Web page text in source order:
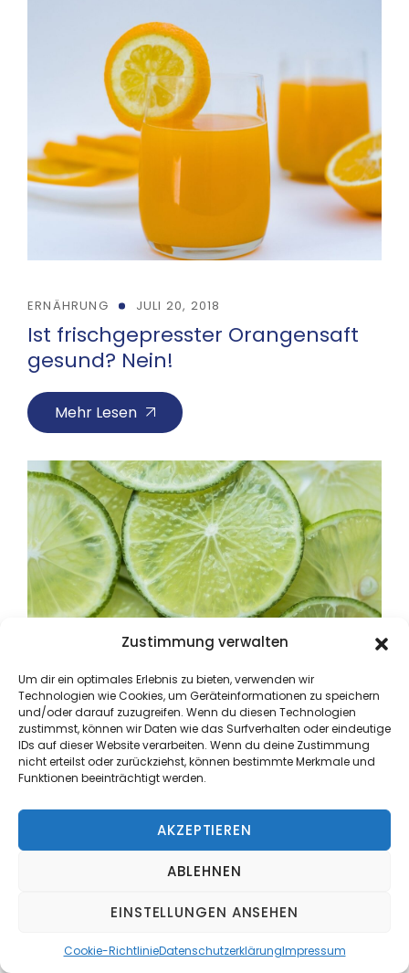
Zustimmung verwalten
Um dir ein optimales Erlebnis zu bieten, verwenden wir
Technologien wie Cookies, um Geräteinformationen zu speichern
und/oder darauf zuzugreifen. Wenn du diesen Technologien
zustimmst, können wir Daten wie das Surfverhalten oder eindeutige
IDs auf dieser Website verarbeiten. Wenn du deine Zustimmung
nicht erteilst oder zurückziehst, können bestimmte Merkmale und
Funktionen beeinträchtigt werden.
AKZEPTIEREN
ABLEHNEN
EINSTELLUNGEN ANSEHEN
Cookie-RichtlinieDatenschutzerklärungImpressum
ERNÄHRUNG JULI 20, 2018
Ist frischgepresster Orangensaft
gesund? Nein!
Mehr Lesen
ERNÄHRUNG MÄRZ 18, 2019
Säure-Base und die Qualität
Mehr Lesen